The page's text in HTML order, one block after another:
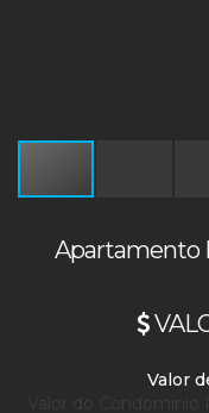
Apartamento
Valor